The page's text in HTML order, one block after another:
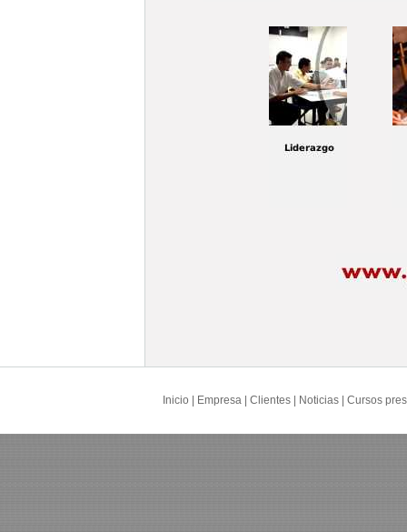
Inicio Empresa Clientes Noticias Cursos